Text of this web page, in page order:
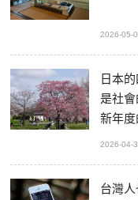
2026-05-
日本
是社
新年
2026-04-
台灣